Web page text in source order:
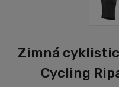
Zimná
Cycling